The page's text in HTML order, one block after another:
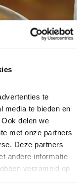
te
media te bieden en
delen we
met onze partners
Deze partners
andere informatie
verzameld op